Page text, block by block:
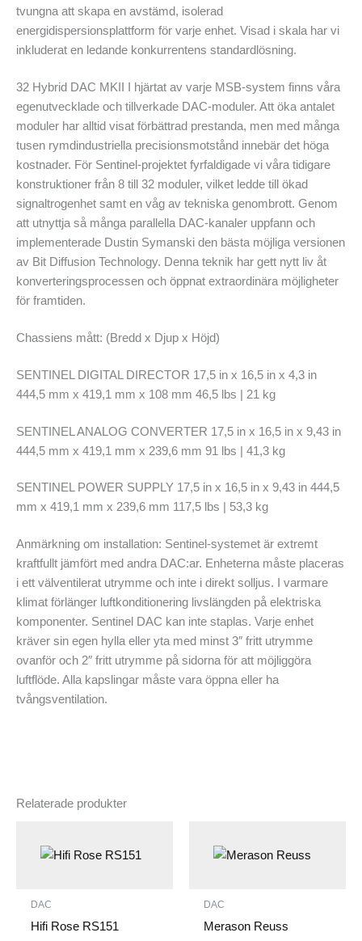
tvungna att skapa en avstämd, isolerad
energidispersionsplattform för varje enhet. Visad i skala har vi
inkluderat en ledande konkurrentens standardlösning.
32 Hybrid DAC MKII I hjärtat av varje MSB-system finns våra
egenutvecklade och tillverkade DAC‑moduler. Att öka antalet
moduler har alltid visat förbättrad prestanda, men med många
tusen rymdindustriella precisionsmotstånd innebär det höga
kostnader. För Sentinel‑projektet fyrfaldigade vi våra tidigare
konstruktioner från 8 till 32 moduler, vilket ledde till ökad
signaltrogenhet samt en våg av tekniska genombrott. Genom
att utnyttja så många parallella DAC‑kanaler uppfann och
implementerade Dustin Symanski den bästa möjliga versionen
av Bit Diffusion Technology. Denna teknik har gett nytt liv åt
konverteringsprocessen och öppnat extraordinära möjligheter
för framtiden.
Chassiens mått: (Bredd x Djup x Höjd)
SENTINEL DIGITAL DIRECTOR 17,5 in x 16,5 in x 4,3 in
444,5 mm x 419,1 mm x 108 mm 46,5 lbs | 21 kg
SENTINEL ANALOG CONVERTER 17,5 in x 16,5 in x 9,43 in
444,5 mm x 419,1 mm x 239,6 mm 91 lbs | 41,3 kg
SENTINEL POWER SUPPLY 17,5 in x 16,5 in x 9,43 in 444,5
mm x 419,1 mm x 239,6 mm 117,5 lbs | 53,3 kg
Anmärkning om installation: Sentinel-systemet är extremt
kraftfullt jämfört med andra DAC:ar. Enheterna måste placeras
i ett välventilerat utrymme och inte i direkt solljus. I varmare
klimat förlänger luftkonditionering livslängden på elektriska
komponenter. Sentinel DAC kan inte staplas. Varje enhet
kräver sin egen hylla eller yta med minst 3″ fritt utrymme
ovanför och 2″ fritt utrymme på sidorna för att möjliggöra
luftflöde. Alla kapslingar måste vara öppna eller ha
tvångsventilation.
Relaterade produkter
DAC
Hifi Rose RS151
DAC
Merason Reuss